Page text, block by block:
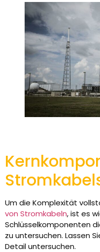
Um die Komplexität
von Stromkabeln, ist es
Schlüsselkomponenten
zu untersuchen. Lassen
Detail untersuchen.